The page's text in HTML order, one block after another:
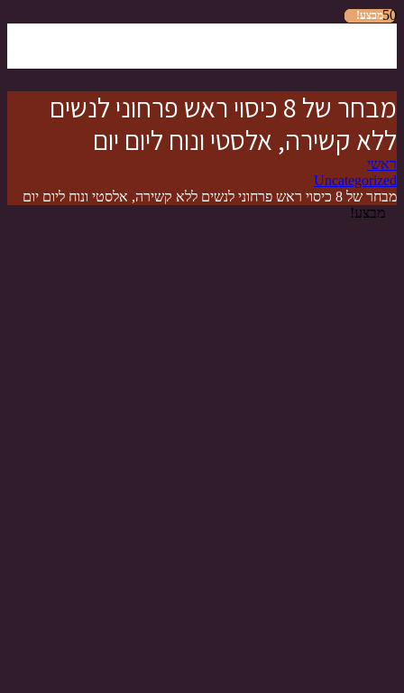
מבחר של 8 כיסוי ראש פרחוני לנשים
ללא קשירה, אלסטי ונוח ליום יום
ראשי
Uncategorized
מבחר של 8 כיסוי ראש פרחוני לנשים ללא קשירה, אלסטי ונוח ליום יום
מבצע!
מבצע!
מבצע!
מבצע!
מבצע!
מבצע!
מבצע!